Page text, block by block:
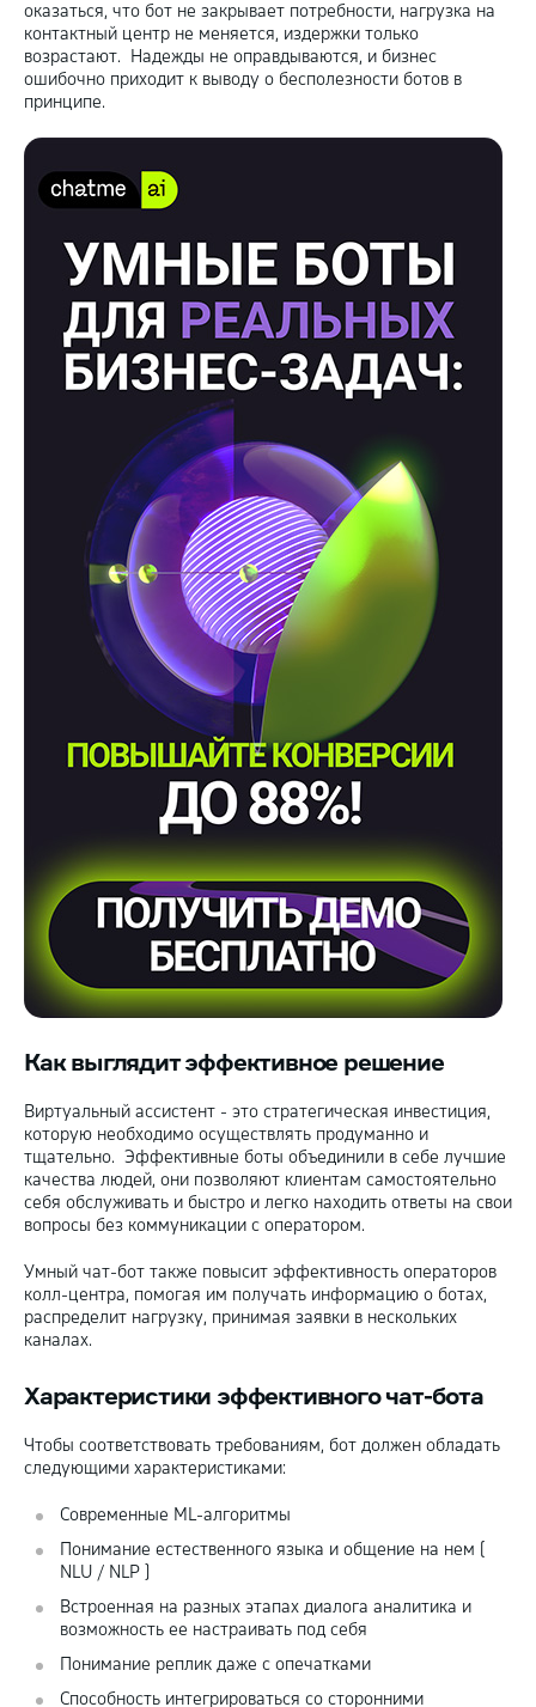
оказаться, что бот не закрывает потребности, нагрузка на
контактный центр не меняется, издержки только
возрастают. Надежды не оправдываются, и бизнес
ошибочно приходит к выводу о бесполезности ботов в
принципе.
Как выглядит эффективное решение
Виртуальный ассистент - это стратегическая инвестиция,
которую необходимо осуществлять продуманно и
тщательно. Эффективные боты объединили в себе лучшие
качества людей, они позволяют клиентам самостоятельно
себя обслуживать и быстро и легко находить ответы на свои
вопросы без коммуникации с оператором.
Умный чат-бот также повысит эффективность операторов
колл-центра, помогая им получать информацию о ботах,
распределит нагрузку, принимая заявки в нескольких
каналах.
Характеристики эффективного чат-бота
Чтобы соответствовать требованиям, бот должен обладать
следующими характеристиками:
Современные ML-алгоритмы
Понимание естественного языка и общение на нем (
NLU / NLP )
Встроенная на разных этапах диалога аналитика и
возможность ее настраивать под себя
Понимание реплик даже с опечатками
Способность интегрироваться со сторонними